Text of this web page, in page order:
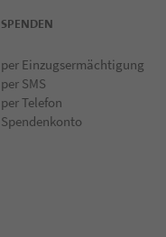
SPENDEN
per Einzugsermächtigung
per SMS
per Telefon
Spendenkonto